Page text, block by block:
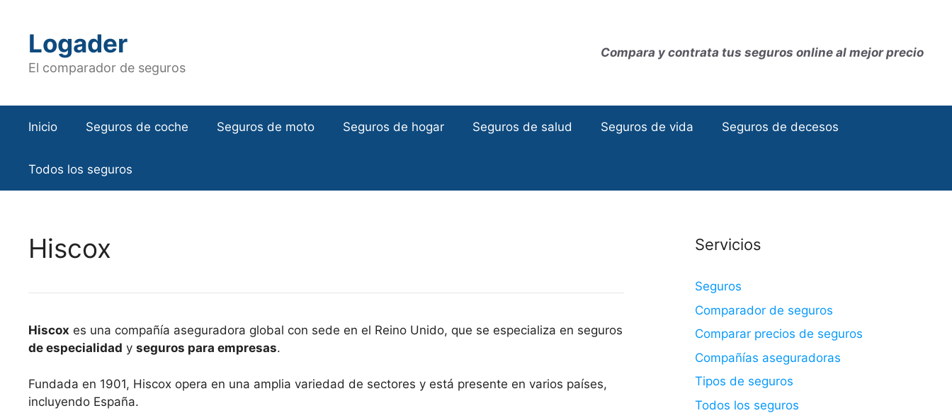
contenidoLogader
El comparador de seguros
Compara y contrata tus seguros online al mejor precio
Inicio Seguros de coche Seguros de moto Seguros de hogar Seguros de salud Seguros de vida Seguros de decesos
Todos los seguros
Hiscox
Hiscox es una compañía aseguradora global con sede en el Reino Unido, que se especializa en seguros
de especialidad y seguros para empresas.
Fundada en 1901, Hiscox opera en una amplia variedad de sectores y está presente en varios países,
incluyendo España.
Servicios
Seguros
Comparador de seguros
Comparar precios de seguros
Compañías aseguradoras
Tipos de seguros
Todos los seguros